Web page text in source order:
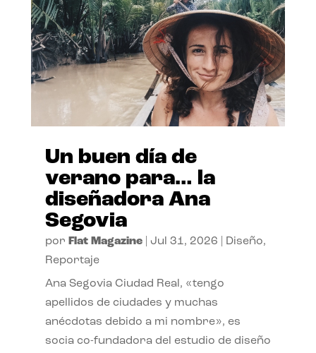
Un buen día de
verano para… la
diseñadora Ana
Segovia
por Flat Magazine| Jul 31, 2026 Diseño,
Reportaje
Ana Segovia Ciudad Real, «tengo
apellidos de ciudades y muchas
anécdotas debido a mi nombre», es
socia co-fundadora del estudio de diseño